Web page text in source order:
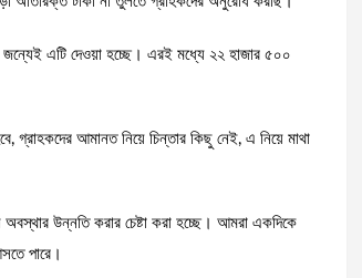
জন্যেই এটি দেওয়া হচ্ছে। এরই মধ্যে ২২ হাজার ৫০০
গ্রাহকদের আমানত নিয়ে চিন্তার কিছু নেই, এ নিয়ে মাথা
উন্নতি করার চেষ্টা করা হচ্ছে। আমরা একদিকে
পারে।